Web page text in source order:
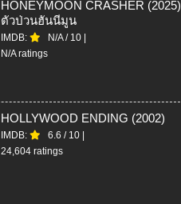
HONEYMOON CRASHER (2025)
ตัวป่วนฮันนีมูน
IMDB: N/A/ 10
N/A ratings
HOLLYWOOD ENDING (2002)
IMDB: 6.6 / 10
24,604 ratings